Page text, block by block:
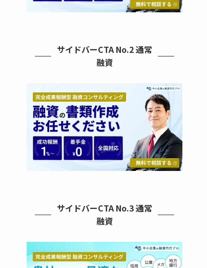
サイドバーCTA No.2 通常
融資
サイドバーCTA No.3 通常
融資